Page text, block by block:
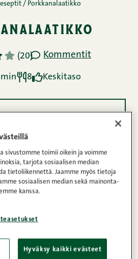
/ Porkkanalaatikko
5 (20) Kommentit
8 Keskitaso
vakiovieras jo 1930-
sivustomme toimii oikein ja voimme
tarjota sosiaalisen median
tietoliikennettä. Jaamme myös tietoja
sosiaalisen median sekä mainonta-
kanssa.
Hyväksy kaikki evästeet